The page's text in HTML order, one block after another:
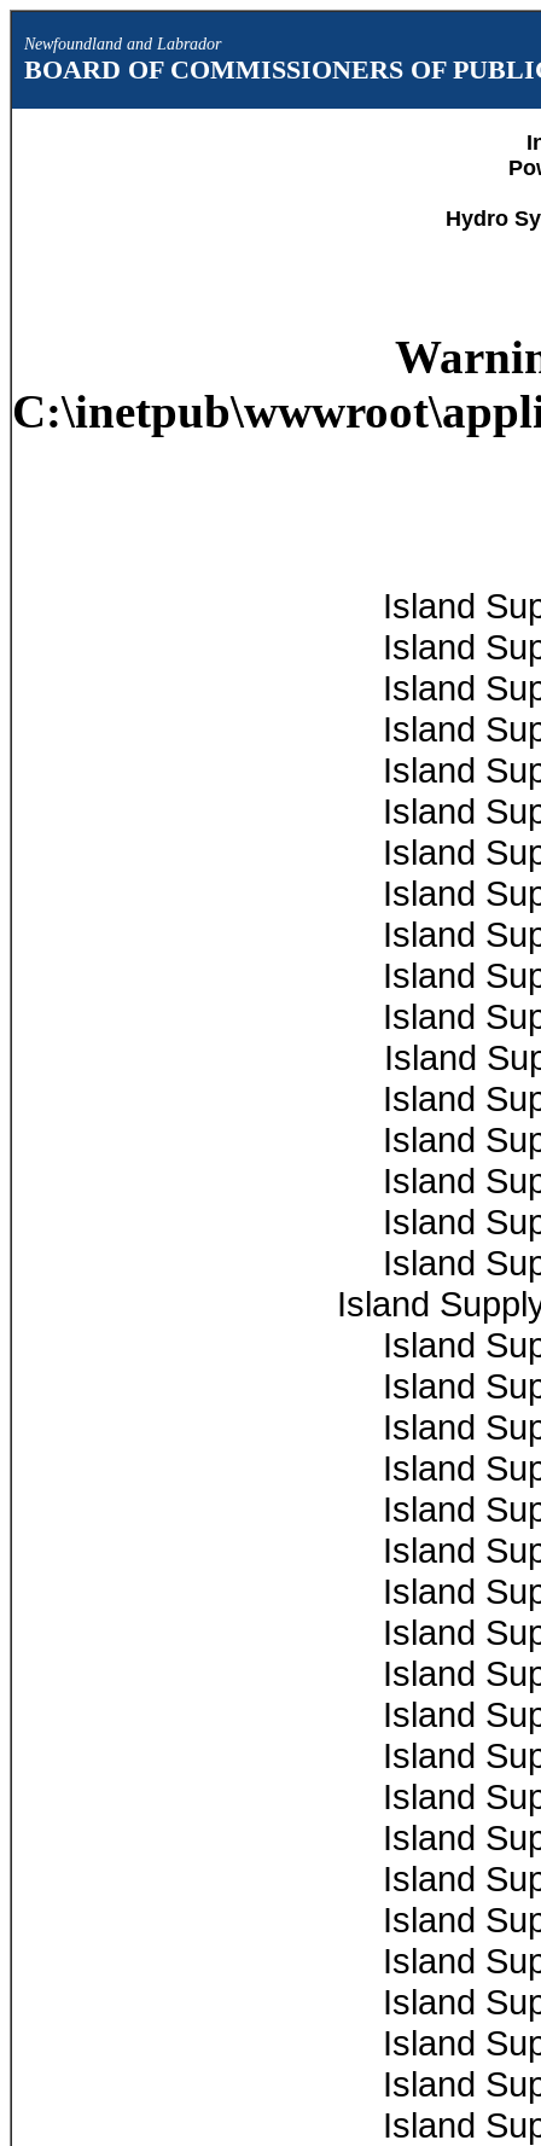
Newfoundland and Labrador
BOARD OF COMMISSIONERS OF
Hydro
Island
Island
Island
Island
Island
Island
Island
Island
Island
Island
Island
Island
Island
Island
Island
Island
Island
Island
Island
Island
Island
Island
Island
Island
Island
Island
Island
Island
Island
Island
Island
Island
Island
Island
Island
Island
Island
Island